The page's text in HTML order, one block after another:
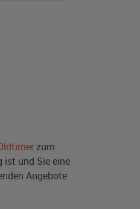
zum
ist und Sie eine
Angebote